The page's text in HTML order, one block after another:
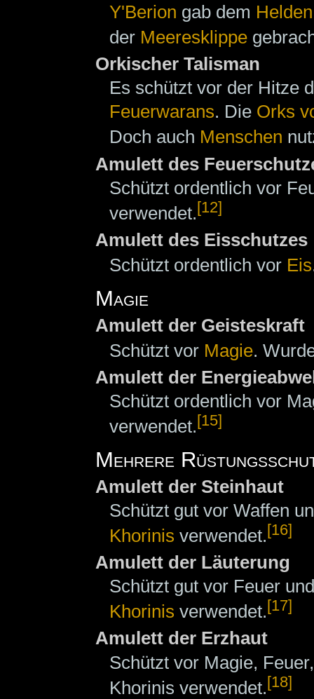
Y'Berion gab dem Helden
der Meeresklippe
Orkischer Talisman
Es schützt vor der Hitze
Feuerwarans. Die Orks
Doch auch Menschen
Amulett des
Schützt ordentlich vor
verwendet.[12]
Amulett des Eisschutzes
Schützt ordentlich vor Eis
Magie
Amulett der Geisteskraft
Schützt vor Magie.
Amulett der
Schützt ordentlich vor
verwendet. [15]
Mehrere
Amulett der Steinhaut
Schützt gut vor Waffen
Khorinis verwendet.[16]
Amulett der Läuterung
Schützt gut vor Feuer
Khorinis verwendet. [17]
Amulett der Erzhaut
Schützt vor Magie,
Khorinis verwendet.[18]